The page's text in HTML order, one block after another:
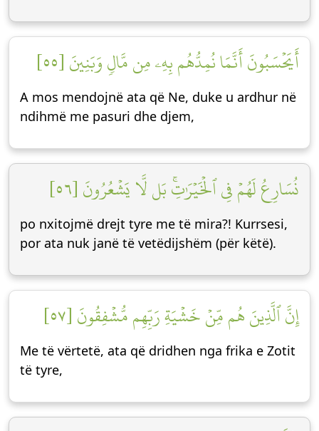
أَيَحۡسَبُونَ أَنَّمَا نُمِدُّهُم بِهِۦ مِن مَّالٖ وَبَنِينَ [٥٥]
A mos mendojnë ata që Ne, duke u ardhur në
ndihmë me pasuri dhe djem,
نُسَارِعُ لَهُمۡ فِي ٱلۡخَيۡرَٰتِۚ بَل لَّا يَشۡعُرُونَ [٥٦]
po nxitojmë drejt tyre me të mira?! Kurrsesi,
por ata nuk janë të vetëdijshëm (për këtë).
إِنَّ ٱلَّذِينَ هُم مِّنۡ خَشۡيَةِ رَبِّهِم مُّشۡفِقُونَ [٥٧]
Me të vërtetë, ata që dridhen nga frika e Zotit
të tyre,